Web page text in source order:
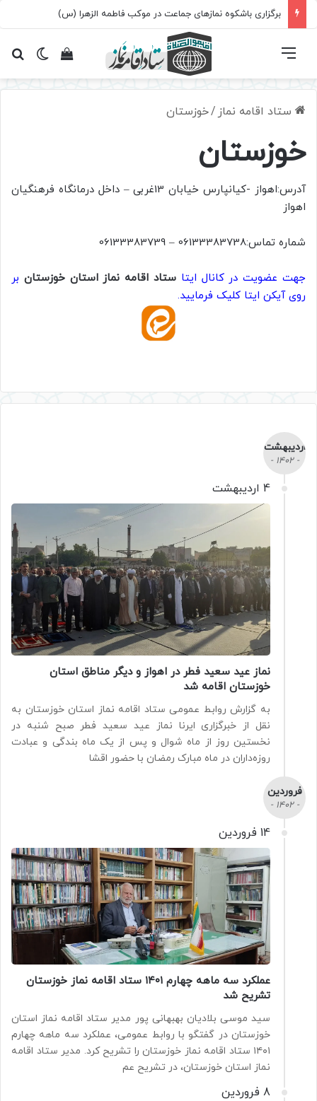
برگزاری باشکوه نمازهای جماعت در موکب فاطمه الزهرا (س)
تغییرمشاهده فهرست
ستاد اقامه نماز /خوزستان
خوزستان
آدرس:اهواز -کیانپارس خیابان 13غربی – داخل درمانگاه فرهنگیان
اهواز
شماره تماس:06133383738 – 06133383739
جهت عضویت در کانال ایتا ستاد اقامه نماز استان خوزستان بر
روی آیکن ایتا کلیک فرمایید.
اردیبهشت
- 1402 -
4 اردیبهشت
نماز عید سعید فطر در اهواز و دیگر مناطق استان
خوزستان اقامه شد
به گزارش روابط عمومی ستاد اقامه نماز استان خوزستان به
نقل از خبرگزاری ایرنا نماز عید سعید فطر صبح شنبه در
نخستین روز از ماه شوال و پس از یک ماه بندگی و عبادت
روزه‌داران در ماه مبارک رمضان با حضور اقشا
فروردین
- 1402 -
14 فروردین
عملکرد سه ماهه چهارم ۱۴۰۱ ستاد اقامه نماز خوزستان
تشریح شد
سید موسی بلادیان بهبهانی پور مدیر ستاد اقامه نماز استان
خوزستان در گفتگو با روابط عمومی، عملکرد سه ماهه چهارم
۱۴۰۱ ستاد اقامه نماز خوزستان را تشریح کرد. مدیر ستاد اقامه
نماز استان خوزستان، در تشریح عم
8 فروردین